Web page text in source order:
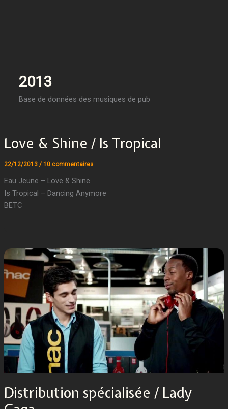
2013
Base de données des musiques de pub
Love & Shine / Is Tropical
22/12/2013 / 10 commentaires
Eau Jeune – Love & Shine
Is Tropical – Dancing Anymore
BETC
Distribution spécialisée / Lady